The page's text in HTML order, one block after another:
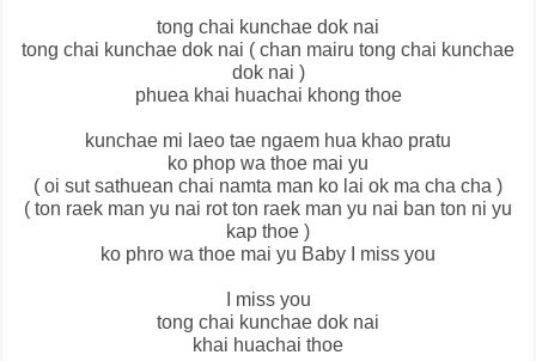
tong chai kunchae dok nai
tong chai kunchae dok nai ( chan mairu tong chai kunchae
dok nai )
phuea khai huachai khong thoe
kunchae mi laeo tae ngaem hua khao pratu
ko phop wa thoe mai yu
( oi sut sathuean chai namta man ko lai ok ma cha cha )
( ton raek man yu nai rot ton raek man yu nai ban ton ni yu
kap thoe )
ko phro wa thoe mai yu Baby I miss you
I miss you
tong chai kunchae dok nai
khai huachai thoe